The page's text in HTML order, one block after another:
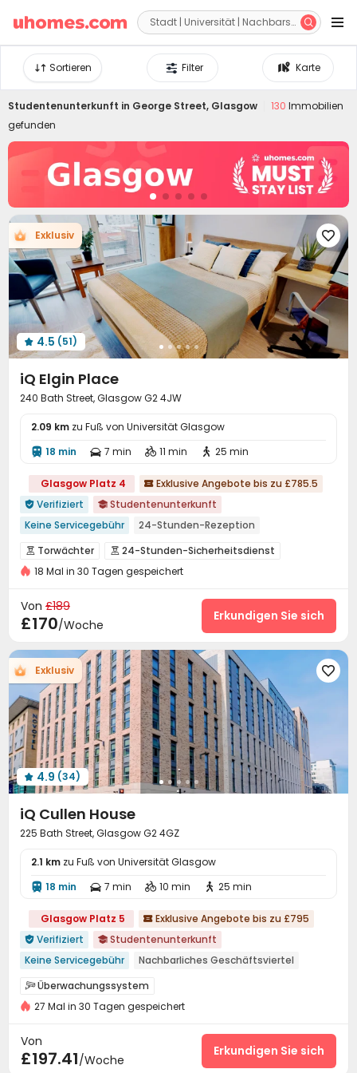
 
Karte
Filter
Sortieren
Studentenunterkunft in George Street, Glasgow 130 Immobilien
gefunden
Exklusiv 
 4.5 (51)
iQ Elgin Place
240 Bath Street, Glasgow G2 4JW
2.09 km zu Fuß von Universität Glasgow
 18 min  7 min  11 min  25 min
Glasgow Platz 4  Exklusive Angebote bis zu £785.5
 Verifiziert  Studentenunterkunft
Keine Servicegebühr
24-Stunden-Rezeption
in der nähe eines chinesischen restaurants
in der Nähe der Bushaltestelle
Kostenlose Obstdesserts
Filmvorführraum
Am Wochenende einchecken
 Torwächter  24-Stunden-Sicherheitsdienst
Überwachungssystem Löschanlage
Sicherheitsdienst Besucher-Sprachanlage
Rezeption Soziale Aktivitäten Aufzug
Waschraum Schließfach  Drahtloses Netzwerk
 Halle Lounge für Bewohner Müllraum
 Selbststudienraum Gemeinschaftsküche
Automatisierter Verkaufsautomat
Abstellplatz für Fahrräder Briefkasten
Fitnessstudio Kino Billardtisch
 Instrumentenraum Öffentliches Klavier
18 Mal in 30 Tagen gespeichert
Von £189
£170/Woche
Erkundigen Sie sich
Exklusiv 
 4.9 (34)
iQ Cullen House
225 Bath Street, Glasgow G2 4GZ
2.1 km zu Fuß von Universität Glasgow
 18 min  7 min  10 min  25 min
Glasgow Platz 5  Exklusive Angebote bis zu £795
 Verifiziert  Studentenunterkunft
Keine Servicegebühr
Nachbarliches Geschäftsviertel
Essensstraße
近亚洲超市 Nähe Asien Supermarkt
Alles-in-einem intelligente Bewohner-App
Kostenlose Obstdesserts
Überwachungssystem
 24-Stunden-Sicherheitsdienst
Löschanlage Zutrittskontrollsystem
Paketerinnerungssystem Rezeption
27 Mal in 30 Tagen gespeichert
Von
£197.41/Woche
Erkundigen Sie sich